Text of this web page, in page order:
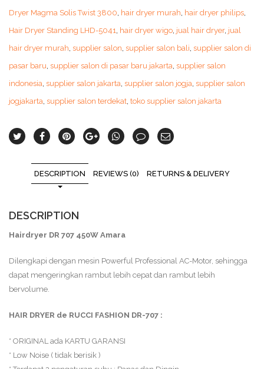
Dryer Magma Solis Twist 3800 hair dryer murah hair dryer philips
Hair Dryer Standing LHD-5041 hair dryer wigo jual hair dryer, jual
hair dryer murah supplier salon supplier salon bali supplier salon di
pasar baru supplier salon di pasar baru jakarta supplier salon
indonesia supplier salon jakarta supplier salon jogja supplier salon
jogjakarta supplier salon terdekat toko supplier salon jakarta
DESCRIPTION REVIEWS (0) RETURNS & DELIVERY
DESCRIPTION
Hairdryer DR 707 450W Amara
Dilengkapi dengan mesin Powerful Professional AC-Motor, sehingga
dapat mengeringkan rambut lebih cepat dan rambut lebih
bervolume.
HAIR DRYER de RUCCI FASHION DR-707 :
* ORIGINAL ada KARTU GARANSI
* Low Noise ( tidak berisik )